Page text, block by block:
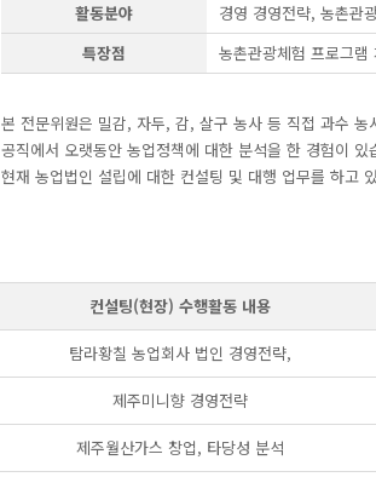
활동분야
경영 경영전략, 농촌관
특장점
농촌관광체험 프로그
본 전문위원은 밀감, 자두, 감, 살구 농사 등 직접 과수 농
공직에서 오랫동안 농업정책에 대한 분석을 한 경험이 있
현재 농업법인 설립에 대한 컨설팅 및 대행 업무를 하고
컨설팅(현장) 수행활동 내용
탐라황칠 농업회사 법인 경영전략,
제주미니향 경영전략
제주월산가스 창업, 타당성 분석